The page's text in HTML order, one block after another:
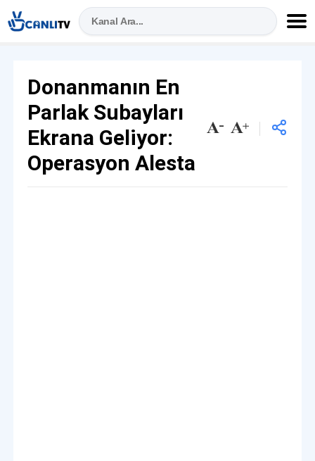
Donanmanın En
Parlak Subayları
Ekrana Geliyor:
Operasyon Alesta